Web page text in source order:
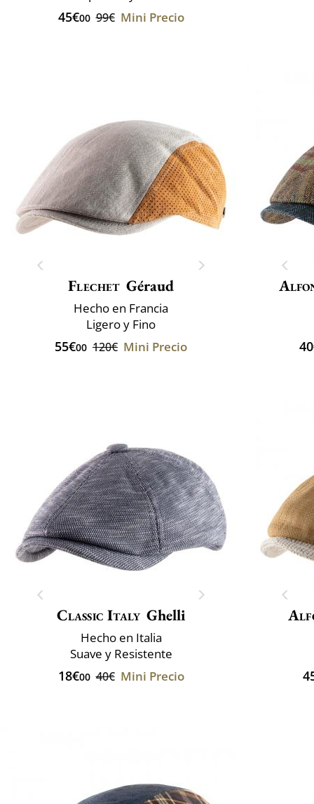
45€00 99€ Mini Precio
Flechet Géraud
Hecho en Francia
Ligero y Fino
55€00 120€ Mini Precio
Classic Italy Ghelli
Hecho en Italia
Suave y Resistente
18€00 40€ Mini Precio